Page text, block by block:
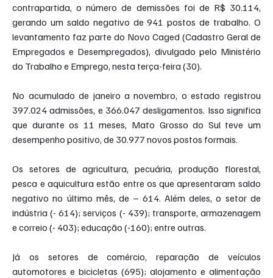
contrapartida, o número de demissões foi de R$ 30.114,
gerando um saldo negativo de 941 postos de trabalho. O
levantamento faz parte do Novo Caged (Cadastro Geral de
Empregados e Desempregados), divulgado pelo Ministério
do Trabalho e Emprego, nesta terça-feira (30).
No acumulado de janeiro a novembro, o estado registrou
397.024 admissões, e 366.047 desligamentos. Isso significa
que durante os 11 meses, Mato Grosso do Sul teve um
desempenho positivo, de 30.977 novos postos formais.
Os setores de agricultura, pecuária, produção florestal,
pesca e aquicultura estão entre os que apresentaram saldo
negativo no último mês, de – 614. Além deles, o setor de
indústria (- 614); serviços (- 439); transporte, armazenagem
e correio (- 403); educação (-160); entre outras.
Já os setores de comércio, reparação de veículos
automotores e bicicletas (695); alojamento e alimentação